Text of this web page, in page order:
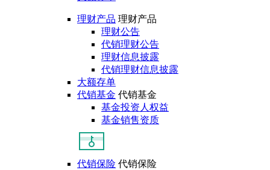
理财产品 理财产品
理财公告
代销理财公告
理财信息披露
代销理财信息披露
大额存单
代销基金 代销基金
基金投资人权益
基金销售资质
代销保险 代销保险